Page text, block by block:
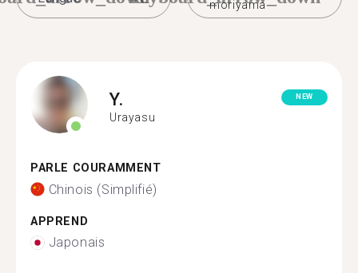
moriyama
Y.
Urayasu
NEW
PARLE COURAMMENT
Chinois (Simplifié)
APPREND
Japonais